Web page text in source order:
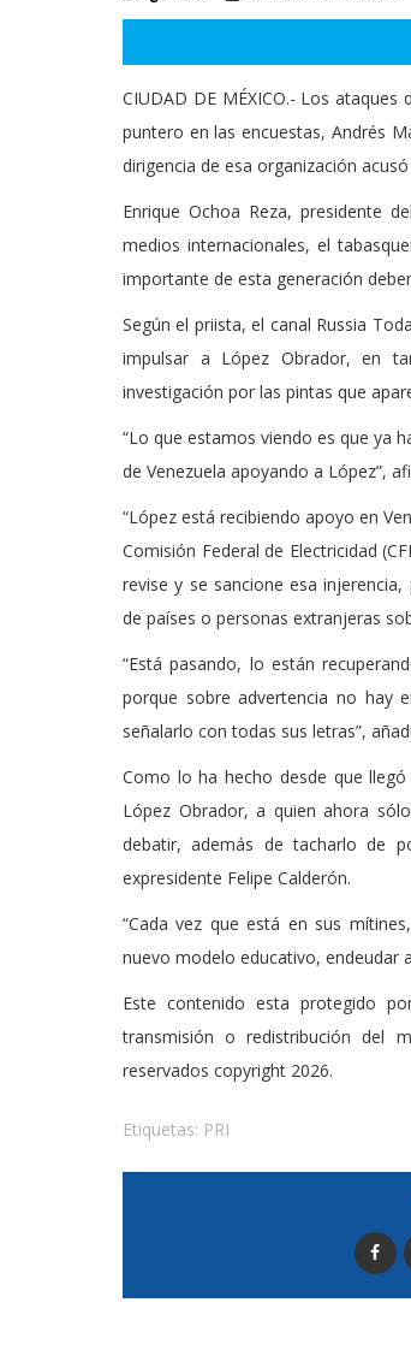
CIUDAD DE MÉXICO.- Los
puntero en las encuestas, Andrés
dirigencia de esa organización
Enrique Ochoa Reza, presidente
medios internacionales, el
importante de esta generación
Según el priista, el canal Russia
impulsar a López Obrador, en
investigación por las pintas que
“Lo que estamos viendo es que ya
de Venezuela apoyando a López”,
“López está recibiendo apoyo en
Comisión Federal de Electricidad
revise y se sancione esa
de países o personas extranjeras
“Está pasando, lo están
porque sobre advertencia no hay
señalarlo con todas sus letras”,
Como lo ha hecho desde que
López Obrador, a quien ahora
debatir, además de tacharlo de
expresidente Felipe Calderón.
“Cada vez que está en sus
nuevo modelo educativo, endeudar
Este contenido esta protegido
transmisión o redistribución del
reservados copyright 2026.
Etiquetas: PRI